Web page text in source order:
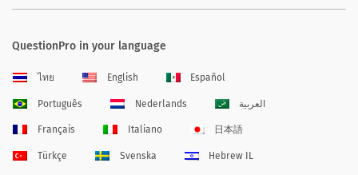
QuestionPro in your language
ไทย English Español
Português Nederlands العربية
Français Italiano 日本語
Türkçe Svenska Hebrew IL